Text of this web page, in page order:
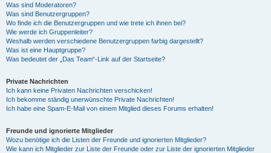
Was sind Moderatoren?
Was sind Benutzergruppen?
Wo finde ich die Benutzergruppen und wie trete ich ihnen bei?
Wie werde ich Gruppenleiter?
Weshalb werden verschiedene Benutzergruppen farbig dargestellt?
Was ist eine Hauptgruppe?
Was bedeutet der „Das Team“-Link auf der Startseite?
Private Nachrichten
Ich kann keine Privaten Nachrichten verschicken!
Ich bekomme ständig unerwünschte Private Nachrichten!
Ich habe eine Spam-E-Mail von einem Mitglied dieses Forums erhalten!
Freunde und ignorierte Mitglieder
Wozu benötige ich die Listen der Freunde und ignorierten Mitglieder?
Wie kann ich Mitglieder zur Liste der Freunde oder zur Liste der ignorierten Mitglieder